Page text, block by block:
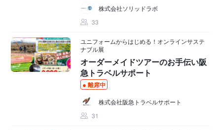
株式会社ソリッドラボ
33
ユニフォームからはじめる！オンラインサステ
ナブル展
オーダーメイドツアーのお手伝い阪
急トラベルサポート
離席中
株式会社阪急トラベルサポート
31